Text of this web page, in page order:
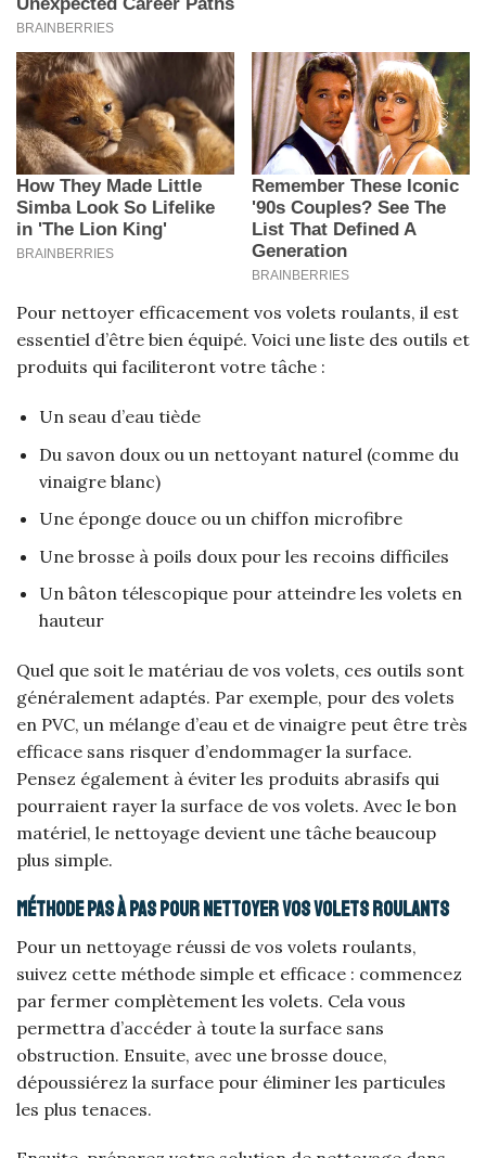
Pour nettoyer efficacement vos volets roulants, il est
essentiel d’être bien équipé. Voici une liste des outils et
produits qui faciliteront votre tâche :
Un seau d’eau tiède
Du savon doux ou un nettoyant naturel (comme du
vinaigre blanc)
Une éponge douce ou un chiffon microfibre
Une brosse à poils doux pour les recoins difficiles
Un bâton télescopique pour atteindre les volets en
hauteur
Quel que soit le matériau de vos volets, ces outils sont
généralement adaptés. Par exemple, pour des volets
en PVC, un mélange d’eau et de vinaigre peut être très
efficace sans risquer d’endommager la surface.
Pensez également à éviter les produits abrasifs qui
pourraient rayer la surface de vos volets. Avec le bon
matériel, le nettoyage devient une tâche beaucoup
plus simple.
Méthode pas à pas pour nettoyer vos volets roulants
Pour un nettoyage réussi de vos volets roulants,
suivez cette méthode simple et efficace : commencez
par fermer complètement les volets. Cela vous
permettra d’accéder à toute la surface sans
obstruction. Ensuite, avec une brosse douce,
dépoussiérez la surface pour éliminer les particules
les plus tenaces.